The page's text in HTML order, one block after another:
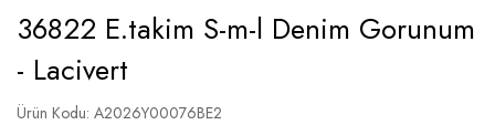
36822 E.takim S-m-l Denim Gorunum
- Lacivert
Ürün Kodu: A2026Y00076BE2